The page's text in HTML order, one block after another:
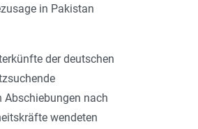
in Pakistan
der deutschen
Abschiebungen nach
wendeten